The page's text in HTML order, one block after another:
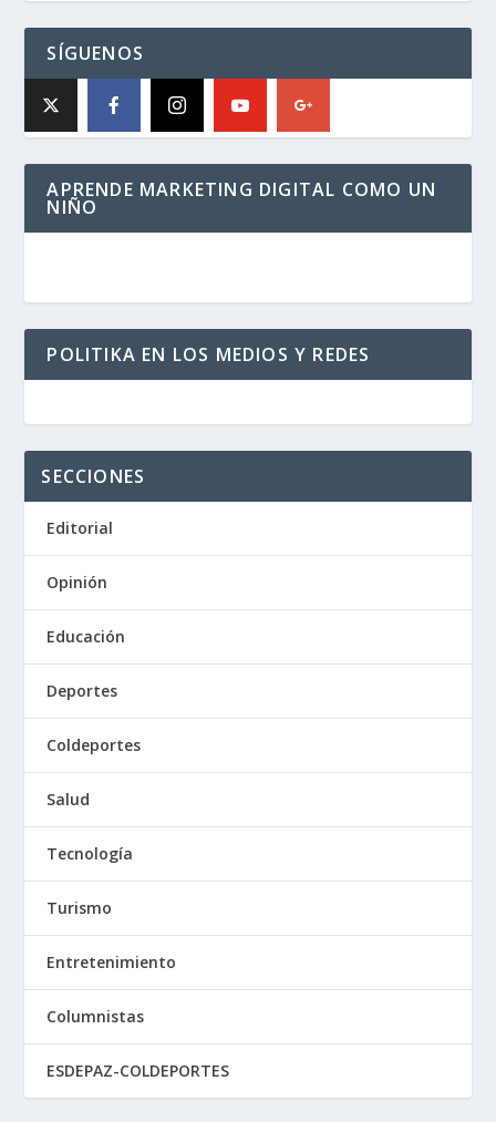
SÍGUENOS
APRENDE MARKETING DIGITAL COMO UN
NIÑO
POLITIKA EN LOS MEDIOS Y REDES
SECCIONES
Editorial
Opinión
Educación
Deportes
Coldeportes
Salud
Tecnología
Turismo
Entretenimiento
Columnistas
ESDEPAZ-COLDEPORTES